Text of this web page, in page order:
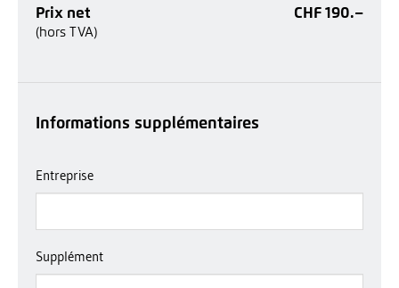
Prix net
(hors TVA)
CHF 190.–
Informations supplémentaires
Entreprise
Supplément